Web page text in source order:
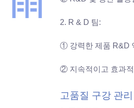
2. R & D 팀:
① 강력한 제품 R&D
② 지속적이고 효과적
고품질 구강 관